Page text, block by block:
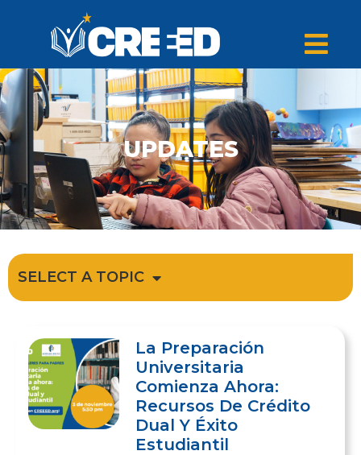
UPDATES
SELECT A TOPIC
La Preparación
Universitaria
Comienza Ahora:
Recursos De Crédito
Dual Y Éxito
Estudiantil